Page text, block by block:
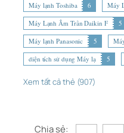
Máy lạnh Toshiba
6 Máy
Máy Lạnh Âm Trần Daikin F
5
Máy lạnh Panasonic
5
diện tích sử dụng Máy lạ
5
Xem tất cả thẻ (907)
Chia sẻ: